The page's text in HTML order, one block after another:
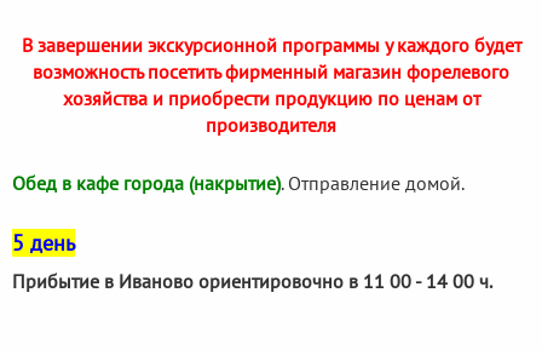
В завершении экскурсионной программы у каждого будет
возможность посетить фирменный магазин форелевого
хозяйства и приобрести продукцию по ценам от
производителя
Обед в кафе города (накрытие). Отправление домой.
5 день
Прибытие в Иваново ориентировочно в 11 00 - 14 00 ч.